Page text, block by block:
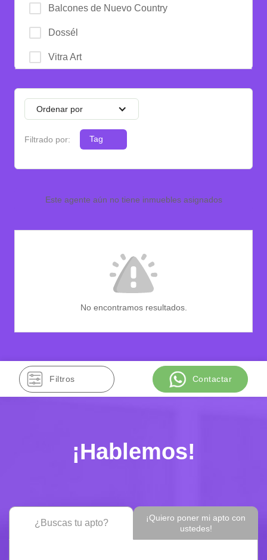
Lote de Playa
Oficina
Penthouse
Balcones de Nuevo Country
Dossél
Vitra Art
Filtrado por: Tag
Ordenar por
Este agente aún no tiene inmuebles asignados
No encontramos resultados.
Filtros Contactar
¡Hablemos!
¿Buscas tu apto?
¡Quiero poner mi apto con
ustedes!